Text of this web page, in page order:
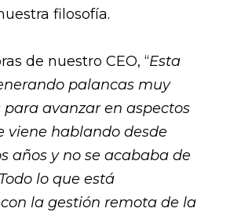
filosofía.
de nuestro CEO, “Esta
palancas muy
avanzar en aspectos
viene hablando desde
años y no se acababa de
lo que está
la gestión remota de la